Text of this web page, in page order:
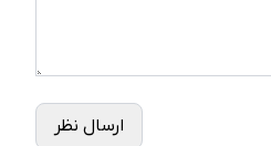
ارسال نظر